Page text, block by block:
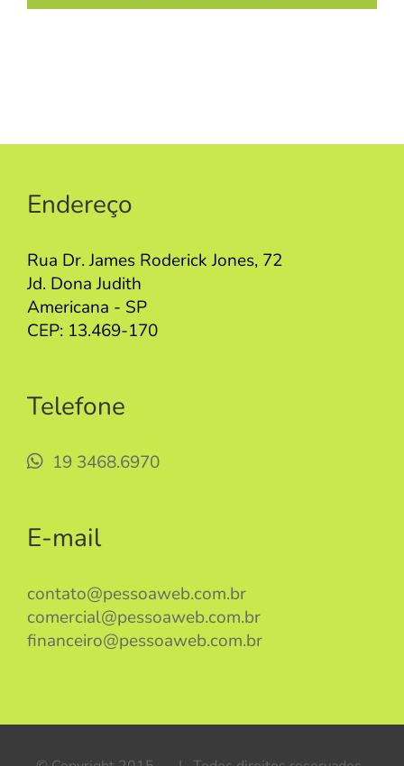
Endereço
Rua Dr. James Roderick Jones, 72
Jd. Dona Judith
Americana - SP
CEP: 13.469-170
Telefone
19 3468.6970
E-mail
contato@pessoaweb.com.br
comercial@pessoaweb.com.br
financeiro@pessoaweb.com.br